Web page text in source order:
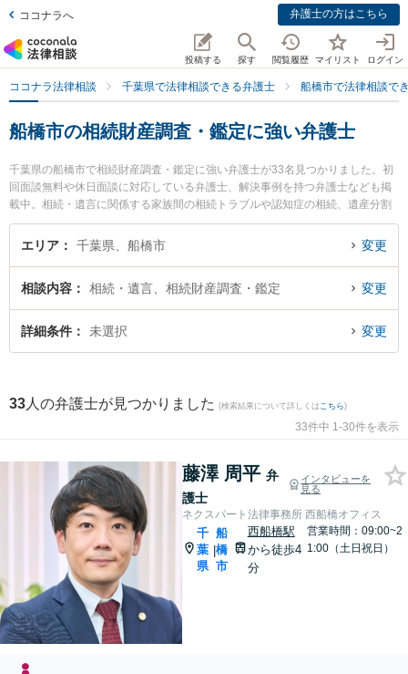
ココナラへ 弁護士の方はこちら
投稿する 探す 閲覧履歴 マイリスト ログイン
ココナラ法律相談 千葉県で法律相談できる弁護士 船橋市で法律相談で
船橋市の相続財産調査・鑑定に強い弁護士
千葉県の船橋市で相続財産調査・鑑定に強い弁護士が33名見つかりました。初
回面談無料や休日面談に対応している弁護士、解決事例を持つ弁護士なども掲
載中。相続・遺言に関係する家族間の相続トラブルや認知症の相続、遺産分割
等の細かな分野での絞り込み検索もでき便利です。特にネクスパート法律事務
所 西船橋オフィスの藤澤 周平弁護士や虎ノ門法律経済事務所 船橋支店の小宮
生した相続財産調査・鑑定のトラブルを今すぐに弁護士に相談したい』『相続
財産調査・鑑定のトラブル解決の実績豊富な近くの弁護士を検索したい』『初
回相談無料で相続財産調査・鑑定を法律相談できる船橋市内の弁護士に相談予
エリア 千葉県、船橋市 変更
相談内容 相続・遺言、相続財産調査・鑑定 変更
詳細条件 未選択 変更
33 人の弁護士が見つかりました (検索結果について詳しくは こちら)
33件中 1-30件を表示
藤澤 周平 弁
護士
インタビューを
見る
ネクスパート法律事務所 西船橋オフィス
千
葉
県
|
船
橋
市
西船橋駅
から徒歩4
分
営業時間：09:00~2
1:00（土日祝日）